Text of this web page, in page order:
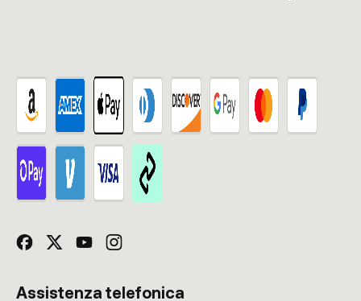
Assistenza telefonica